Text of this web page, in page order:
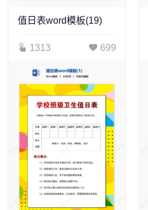
值日表word模板(19)
1313 699